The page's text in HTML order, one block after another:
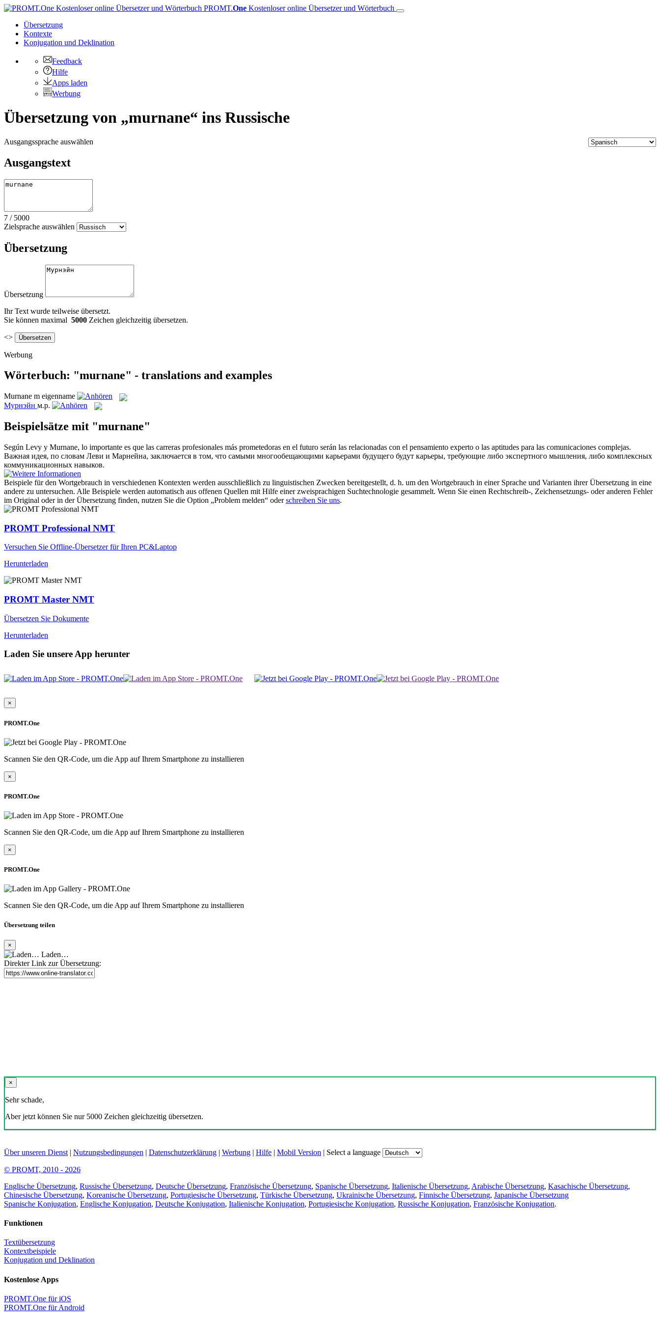
PROMT.One Kostenloser online Übersetzer und Wörterbuch
Übersetzung
Kontexte
Konjugation und Deklination
Feedback
Hilfe
Apps laden
Werbung
Übersetzung von „murnane“ ins Russische
Ausgangssprache auswählen
Ausgangstext
7 / 5000
Zielsprache auswählen
Übersetzung
Übersetzung
Ihr Text wurde teilweise übersetzt.
Sie können maximal 5000 Zeichen gleichzeitig übersetzen.
<>
Werbung
Wörterbuch: "murnane" - translations and examples
Murnane m eigenname
Мурнэйн м.р.
Beispielsätze mit "murnane"
Según Levy y Murnane, lo importante es que las carreras profesionales más prometedoras en el futuro serán las relacionadas con el pensamiento experto o las aptitudes para las comunicaciones complejas.
Важная идея, по словам Леви и Марнейна, заключается в том, что самыми многообещающими карьерами будущего будут карьеры, требующие либо экспертного мышления, либо комплексных
коммуникационных навыков.
Beispiele für den Wortgebrauch in verschiedenen Kontexten werden ausschließlich zu linguistischen Zwecken bereitgestellt, d. h. um den Wortgebrauch in einer Sprache und Varianten ihrer Übersetzung in eine
andere zu untersuchen. Alle Beispiele werden automatisch aus offenen Quellen mit Hilfe einer zweisprachigen Suchtechnologie gesammelt. Wenn Sie einen Rechtschreib-, Zeichensetzungs- oder anderen Fehler
im Original oder in der Übersetzung finden, nutzen Sie die Option „Problem melden“ oderschreiben Sie uns.
PROMT Professional NMT
Versuchen Sie Offline-Übersetzer für Ihren PC&Laptop
Herunterladen
PROMT Master NMT
Übersetzen Sie Dokumente
Herunterladen
Laden Sie unsere App herunter
×
PROMT.One
Scannen Sie den QR-Code, um die App auf Ihrem Smartphone zu installieren
×
PROMT.One
Scannen Sie den QR-Code, um die App auf Ihrem Smartphone zu installieren
×
PROMT.One
Scannen Sie den QR-Code, um die App auf Ihrem Smartphone zu installieren
Übersetzung teilen
×
Laden…
Direkter Link zur Übersetzung:
×
Sehr schade,
Aber jetzt können Sie nur 5000 Zeichen gleichzeitig übersetzen.
Über unseren Dienst | Nutzungsbedingungen | Datenschutzerklärung | Werbung | Hilfe | Mobil Version | Select a language
© PROMT, 2010 - 2026
Englische Übersetzung, Russische Übersetzung, Deutsche Übersetzung, Französische Übersetzung, Spanische Übersetzung, Italienische Übersetzung, Arabische Übersetzung, Kasachische Übersetzung,
Chinesische Übersetzung, Koreanische Übersetzung, Portugiesische Übersetzung, Türkische Übersetzung, Ukrainische Übersetzung, Finnische Übersetzung, Japanische Übersetzung
Spanische Konjugation, Englische Konjugation, Deutsche Konjugation, Italienische Konjugation, Portugiesische Konjugation, Russische Konjugation, Französische Konjugation.
Funktionen
Textübersetzung
Kontextbeispiele
Konjugation und Deklination
Kostenlose Apps
PROMT.One für iOS
PROMT.One für Android